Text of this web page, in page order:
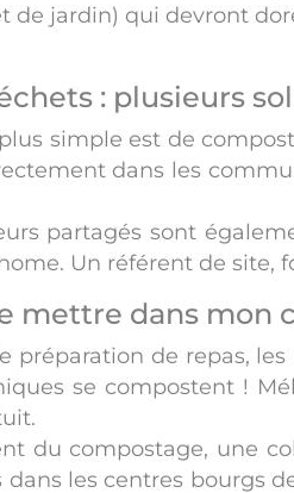
de jardin) qui devront
: plusieurs
simple est de
dans les
partagés sont
Un référent de site,
mettre dans mon
préparation de repas,
se compostent !
du compostage, une
dans les centres bourgs